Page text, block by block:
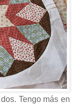
Tengo más en